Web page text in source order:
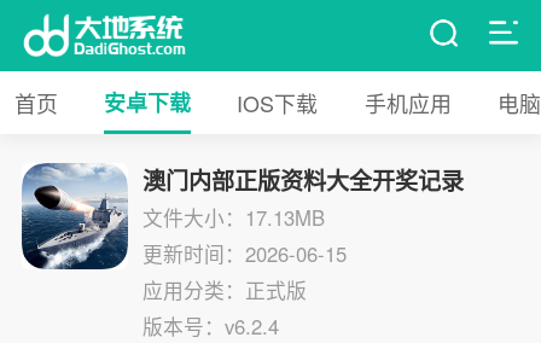
首页 安卓下载 IOS下载 手机应用 电
澳门内部正版资料大全开奖记录
文件大小：17.13MB
更新时间：2026-06-15
应用分类：正式版
版本号：v6.2.4